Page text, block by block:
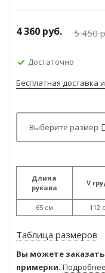
5 450
4 360 руб.
Достаточно
Бесплатная доставка
Выберите размер
Длина
рукава
65 см
V
112
Таблица размеров
Вы можете
примерки. Подробнее